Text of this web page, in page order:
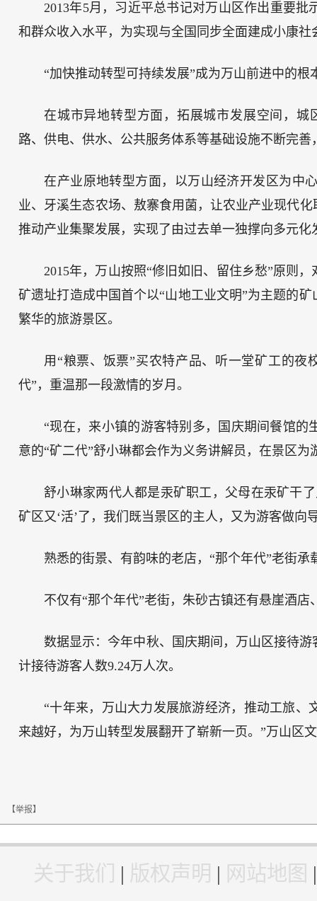
2013年5月，习近平总书记对万山区作出重要
和群众收入水平，为实现与全国同步全面建成小康社
“加快推动转型可持续发展”成为万山前进中的
在城市异地转型方面，拓展城市发展空间，城
路、供电、供水、公共服务体系等基础设施不断完
在产业原地转型方面，以万山经济开发区为中
业、牙溪生态农场、敖寨食用菌，让农业产业现代
推动产业集聚发展，实现了由过去单一独撑向多元化
2015年，万山按照“修旧如旧、留住乡愁”原则
矿遗址打造成中国首个以“山地工业文明”为主题的
繁华的旅游景区。
用“粮票、饭票”买农特产品、听一堂矿工的
代”，重温那一段激情的岁月。
“现在，来小镇的游客特别多，国庆期间餐馆的
意的“矿二代”舒小琳都会作为义务讲解员，在景区
舒小琳家两代人都是汞矿职工，父母在汞矿干
矿区又‘活’了，我们既当景区的主人，又为游客做向
熟悉的街景、有韵味的老店，“那个年代”老街承
不仅有“那个年代”老街，朱砂古镇还有悬崖酒
数据显示：今年中秋、国庆期间，万山区接待
计接待游客人数9.24万人次。
“十年来，万山大力发展旅游经济，推动工旅
来越好，为万山转型发展翻开了崭新一页。”万山区
【举报】
关于我们 | 版权声明 | 网站地图